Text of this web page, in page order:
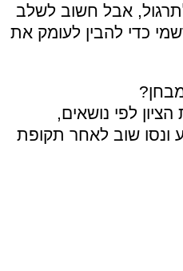
לתרגול, אבל חשוב לשלב
כדי להבין לעומק את
לפי נושאים,
ונסו שוב לאחר תקופת